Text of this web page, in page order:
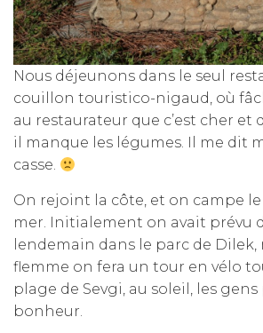
Nous déjeunons dans le seul
couillon touristico-nigaud, où
au restaurateur que c’est cher et
il manque les légumes. Il me dit
casse.
On rejoint la côte, et on campe le
mer. Initialement on avait prévu
lendemain dans le parc de Dilek,
flemme on fera un tour en vélo
plage de Sevgi, au soleil, les
bonheur.